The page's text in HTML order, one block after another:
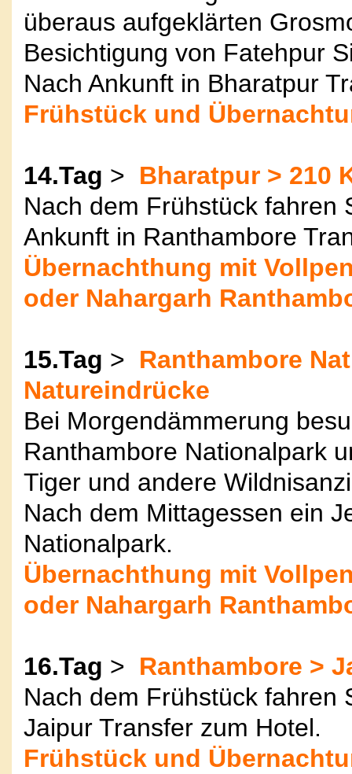
überaus aufgeklärten
Besichtigung von Fatehpur
Nach Ankunft in Bharatpur
Frühstück und
14.Tag > Bharatpur > 210
Nach dem Frühstück fahren
Ankunft in Ranthambore
Übernachthung mit
oder Nahargarh
15.Tag > Ranthambore
Natureindrücke
Bei Morgendämmerung
Ranthambore Nationalpark
Tiger und andere
Nach dem Mittagessen ein
Nationalpark.
Übernachthung mit
oder Nahargarh
16.Tag > Ranthambore >
Nach dem Frühstück fahren
Jaipur Transfer zum Hotel.
Frühstück und